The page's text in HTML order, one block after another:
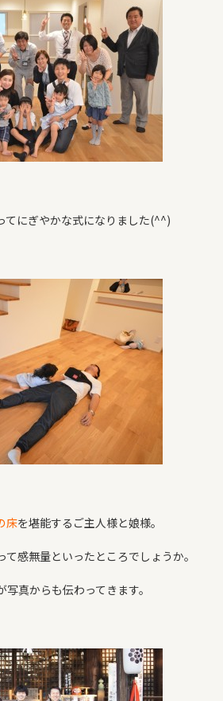
モデルハウス来場予約
新築住宅のお問い合わせ
てにぎやかな式になりました(^^)
床を堪能するご主人様と娘様。
感無量といったところでしょうか。
真からも伝わってきます。